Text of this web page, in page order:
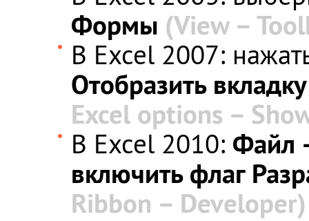
Формы (View –
В Excel 2007:
Отобразить
Excel options –
В Excel 2010: Файл
включить флаг
Ribbon – Developer)